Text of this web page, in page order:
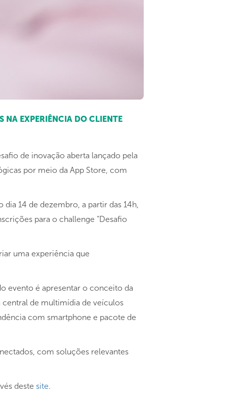
NA EXPERIÊNCIA DO CLIENTE
de inovação aberta lançado pela
por meio da App Store, com
14 de dezembro, a partir das 14h,
para o challenge “Desafio
uma experiência que
evento é apresentar o conceito da
central de multimídia de veículos
com smartphone e pacote de
com soluções relevantes
deste site.